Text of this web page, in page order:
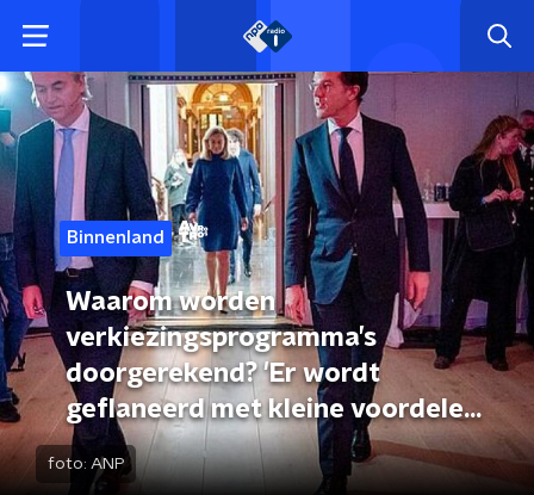
Binnenland
Waarom worden
verkiezingsprogramma’s
doorgerekend? 'Er wordt
geflaneerd met kleine voordelen,
die niet in de buurt van relevantie
komen'
foto: ANP